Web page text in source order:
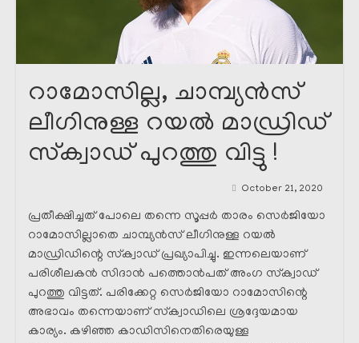
റാമോസില്ല, ചാമ്പ്യൻസ്
ലീഗിനുള്ള റയൽ മാഡ്രിഡ്‌
സ്‌ക്വാഡ് പുറത്തു വിട്ടു !
October 21, 2020
പ്രതീക്ഷിച്ചത് പോലെ തന്നെ സൂപ്പർ താരം സെർജിയോ
റാമോസില്ലാതെ ചാമ്പ്യൻസ് ലീഗിനുള്ള റയൽ
മാഡ്രിഡിന്റെ സ്‌ക്വാഡ് പ്രഖ്യാപിച്ചു. ഇന്നലെയാണ്
പരിശീലകൻ സിദാൻ പത്തൊൻപത് അംഗ സ്‌ക്വാഡ്
പുറത്തു വിട്ടത്. പരിക്കേറ്റ സെർജിയോ റാമോസിന്റെ
അഭാവം തന്നെയാണ് സ്‌ക്വാഡിലെ ശ്രദ്ദേയമായ
കാര്യം. കഴിഞ്ഞ കാഡിസിനെതിരെയുള്ള